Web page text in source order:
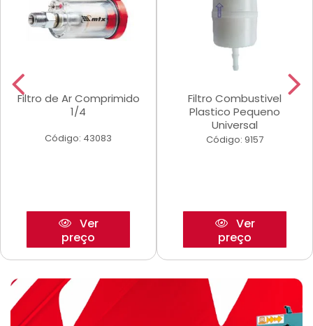
Filtro de Ar Comprimido
1/4
Código: 43083
Ver
preço
Filtro Combustivel
Plastico Pequeno
Universal
Código: 9157
Ver
preço